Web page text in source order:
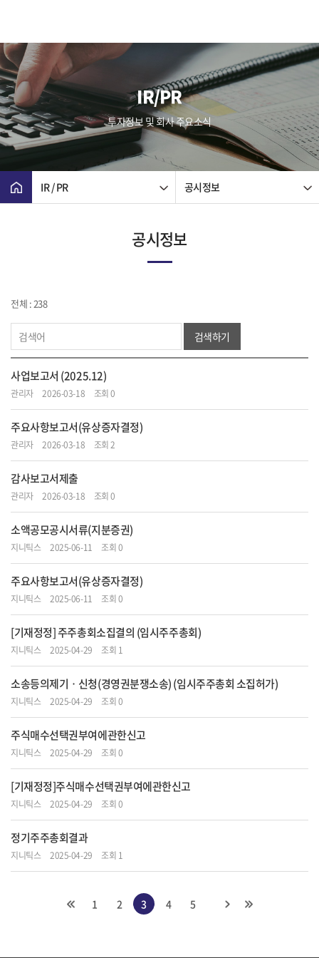
IR/PR
투자정보 및 회사 주요소식
IR / PR 공시정보
공시정보
전체 : 238
검색하기
사업보고서 (2025.12)
관리자 2026-03-18 조회 0
주요사항보고서(유상증자결정)
관리자 2026-03-18 조회 2
감사보고서제출
관리자 2026-03-18 조회 0
소액공모공시서류(지분증권)
지니틱스 2025-06-11 조회 0
주요사항보고서(유상증자결정)
지니틱스 2025-06-11 조회 0
[기재정정] 주주총회소집결의 (임시주주총회)
지니틱스 2025-04-29 조회 1
소송등의제기ㆍ신청(경영권분쟁소송) (임시주주총회 소집허가)
지니틱스 2025-04-29 조회 0
주식매수선택권부여에관한신고
지니틱스 2025-04-29 조회 0
[기재정정]주식매수선택권부여에관한신고
지니틱스 2025-04-29 조회 0
정기주주총회결과
지니틱스 2025-04-29 조회 1
1 2 3 4 5